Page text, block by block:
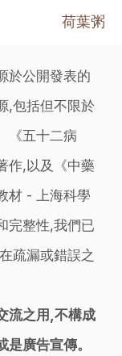
荷葉粥
於公開發表的
,包括但不限於
《五十二病
作,以及《中藥
材 - 上海科學
完整性,我們已
疏漏或錯誤之
流之用,不構成
廣告宣傳。